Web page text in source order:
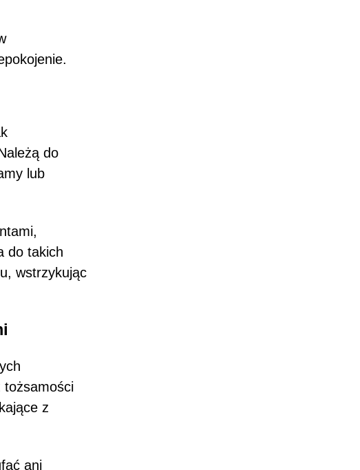
do
lub
do takich
wstrzykując
tożsamości
z
ani